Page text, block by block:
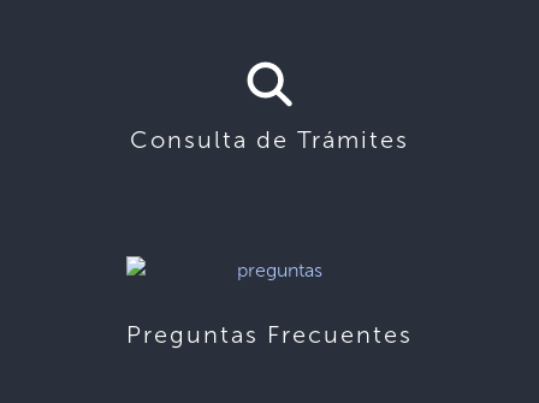
Consulta de Trámites
Preguntas Frecuentes